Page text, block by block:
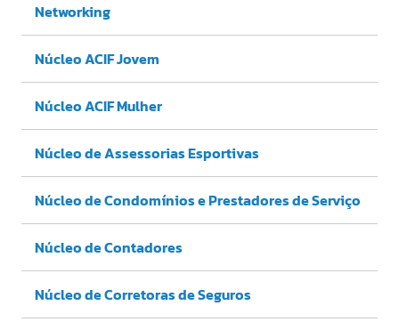
Networking
Núcleo ACIF Jovem
Núcleo ACIF Mulher
Núcleo de Assessorias Esportivas
Núcleo de Condomínios e Prestadores de Serviço
Núcleo de Contadores
Núcleo de Corretoras de Seguros